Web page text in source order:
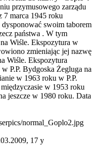
przymusowego zarządu
7 marca 1945 roku
dysponować swoim taborem
państwa . W tym
Wiśle. Ekspozytura w
zmieniając jej nazwę
Wiśle. Ekspozytura
P.P. Bydgoska Żegluga na
w 1963 roku w P.P.
w 1953 roku
jeszcze w 1980 roku. Data
17 y